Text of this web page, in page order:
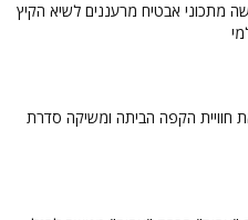
מתכוני אבטיח מרעננים לשיא הקיץ
חוויית הקפה הביתה ומשיקה סדרת